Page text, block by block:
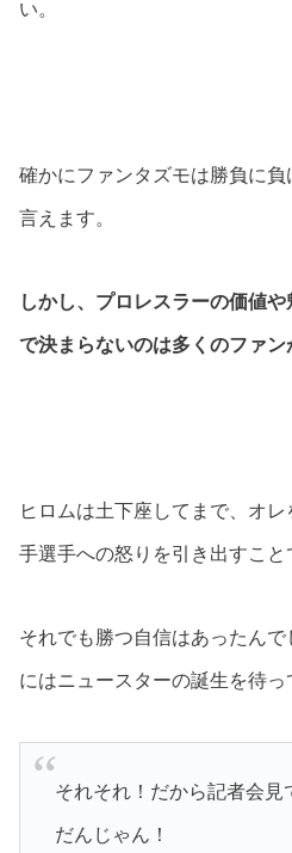
い。
確かにファンタズモは勝負に
言えます。
しかし、プロレスラーの価値や
で決まらないのは多くのファ
ヒロムは土下座してまで、オ
手選手への怒りを引き出すこと
それでも勝つ自信はあったん
にはニュースターの誕生を待っ
それそれ！だから記者会見
だんじゃん！